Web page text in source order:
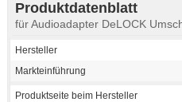
Produktdatenblatt
für Audioadapter DeLOCK
Hersteller
Markteinführung
Produktseite beim Hersteller